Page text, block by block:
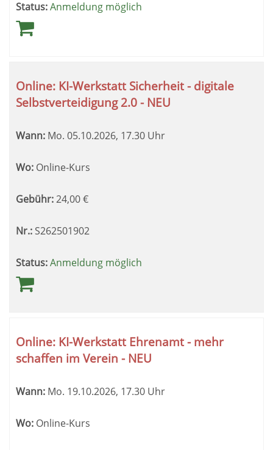
Status:Anmeldung möglich
Online: KI-Werkstatt Sicherheit - digitale
Selbstverteidigung 2.0 - NEU
Wann: Mo. 05.10.2026, 17.30 Uhr
Wo: Online-Kurs
Gebühr:24,00€
Nr.: S262501902
Status:Anmeldung möglich
Online: KI-Werkstatt Ehrenamt - mehr
schaffen im Verein - NEU
Wann: Mo. 19.10.2026, 17.30 Uhr
Wo: Online-Kurs